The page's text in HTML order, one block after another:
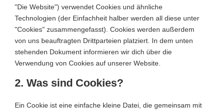
"Die Website") verwendet Cookies und ähnliche
Technologien (der Einfachheit halber werden all diese unter
"Cookies" zusammengefasst). Cookies werden außerdem
von uns beauftragten Drittparteien platziert. In dem unten
stehenden Dokument informieren wir dich über die
Verwendung von Cookies auf unserer Website.
2. Was sind Cookies?
Ein Cookie ist eine einfache kleine Datei, die gemeinsam mit